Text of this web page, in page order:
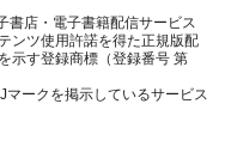
書店・電子書籍配信サービス
ンツ使用許諾を得た正規版配
示す登録商標（登録番号 第
マークを掲示しているサービス